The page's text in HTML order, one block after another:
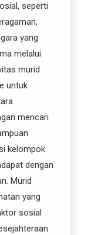
seperti
yang
melalui
murid
untuk
mencari
kelompok
dengan
Murid
yang
sosial